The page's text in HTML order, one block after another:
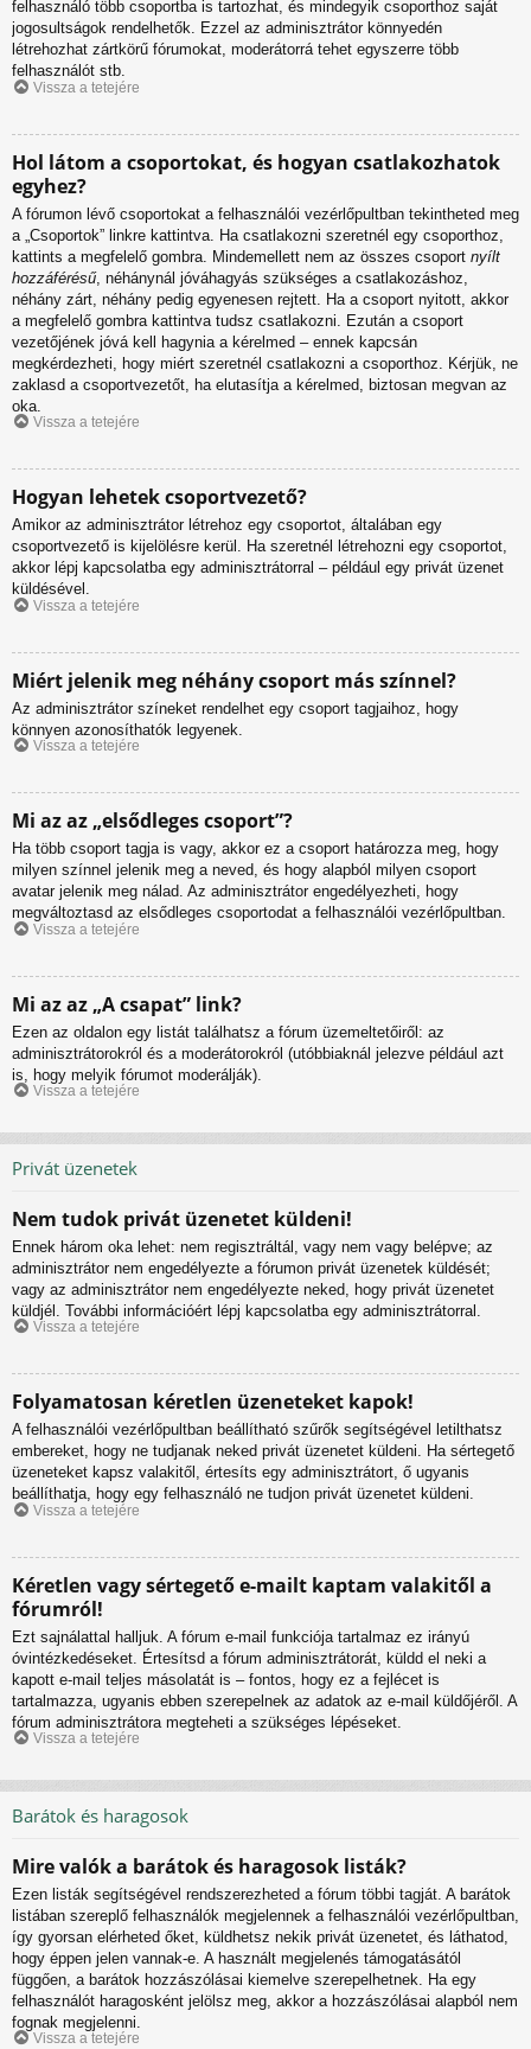
felhasználó több csoportba is tartozhat, és mindegyik csoporthoz saját
jogosultságok rendelhetők. Ezzel az adminisztrátor könnyedén
létrehozhat zártkörű fórumokat, moderátorrá tehet egyszerre több
felhasználót stb.
Vissza a tetejére
Hol látom a csoportokat, és hogyan csatlakozhatok
egyhez?
A fórumon lévő csoportokat a felhasználói vezérlőpultban tekintheted meg
a „Csoportok” linkre kattintva. Ha csatlakozni szeretnél egy csoporthoz,
kattints a megfelelő gombra. Mindemellett nem az összes csoport nyílt
hozzáférésű, néhánynál jóváhagyás szükséges a csatlakozáshoz,
néhány zárt, néhány pedig egyenesen rejtett. Ha a csoport nyitott, akkor
a megfelelő gombra kattintva tudsz csatlakozni. Ezután a csoport
vezetőjének jóvá kell hagynia a kérelmed – ennek kapcsán
megkérdezheti, hogy miért szeretnél csatlakozni a csoporthoz. Kérjük, ne
zaklasd a csoportvezetőt, ha elutasítja a kérelmed, biztosan megvan az
oka.
Vissza a tetejére
Hogyan lehetek csoportvezető?
Amikor az adminisztrátor létrehoz egy csoportot, általában egy
csoportvezető is kijelölésre kerül. Ha szeretnél létrehozni egy csoportot,
akkor lépj kapcsolatba egy adminisztrátorral – például egy privát üzenet
küldésével.
Vissza a tetejére
Miért jelenik meg néhány csoport más színnel?
Az adminisztrátor színeket rendelhet egy csoport tagjaihoz, hogy
könnyen azonosíthatók legyenek.
Vissza a tetejére
Mi az az „elsődleges csoport”?
Ha több csoport tagja is vagy, akkor ez a csoport határozza meg, hogy
milyen színnel jelenik meg a neved, és hogy alapból milyen csoport
avatar jelenik meg nálad. Az adminisztrátor engedélyezheti, hogy
megváltoztasd az elsődleges csoportodat a felhasználói vezérlőpultban.
Vissza a tetejére
Mi az az „A csapat” link?
Ezen az oldalon egy listát találhatsz a fórum üzemeltetőiről: az
adminisztrátorokról és a moderátorokról (utóbbiaknál jelezve például azt
is, hogy melyik fórumot moderálják).
Vissza a tetejére
Privát üzenetek
Nem tudok privát üzenetet küldeni!
Ennek három oka lehet: nem regisztráltál, vagy nem vagy belépve; az
adminisztrátor nem engedélyezte a fórumon privát üzenetek küldését;
vagy az adminisztrátor nem engedélyezte neked, hogy privát üzenetet
küldjél. További információért lépj kapcsolatba egy adminisztrátorral.
Vissza a tetejére
Folyamatosan kéretlen üzeneteket kapok!
A felhasználói vezérlőpultban beállítható szűrők segítségével letilthatsz
embereket, hogy ne tudjanak neked privát üzenetet küldeni. Ha sértegető
üzeneteket kapsz valakitől, értesíts egy adminisztrátort, ő ugyanis
beállíthatja, hogy egy felhasználó ne tudjon privát üzenetet küldeni.
Vissza a tetejére
Kéretlen vagy sértegető e-mailt kaptam valakitől a
fórumról!
Ezt sajnálattal halljuk. A fórum e-mail funkciója tartalmaz ez irányú
óvintézkedéseket. Értesítsd a fórum adminisztrátorát, küldd el neki a
kapott e-mail teljes másolatát is – fontos, hogy ez a fejlécet is
tartalmazza, ugyanis ebben szerepelnek az adatok az e-mail küldőjéről. A
fórum adminisztrátora megteheti a szükséges lépéseket.
Vissza a tetejére
Barátok és haragosok
Mire valók a barátok és haragosok listák?
Ezen listák segítségével rendszerezheted a fórum többi tagját. A barátok
listában szereplő felhasználók megjelennek a felhasználói vezérlőpultban,
így gyorsan elérheted őket, küldhetsz nekik privát üzenetet, és láthatod,
hogy éppen jelen vannak-e. A használt megjelenés támogatásától
függően, a barátok hozzászólásai kiemelve szerepelhetnek. Ha egy
felhasználót haragosként jelölsz meg, akkor a hozzászólásai alapból nem
fognak megjelenni.
Vissza a tetejére